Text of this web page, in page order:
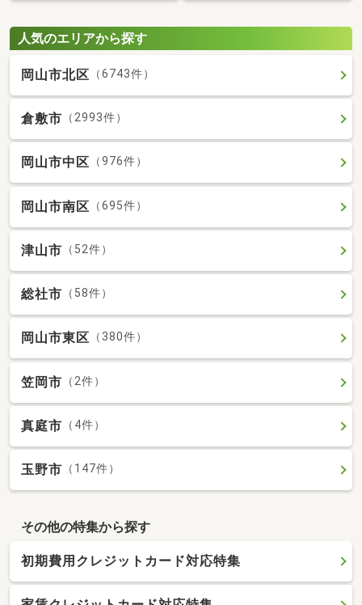
人気のエリアから探す
岡山市北区 （6743件）
倉敷市 （2993件）
岡山市中区 （976件）
岡山市南区 （695件）
津山市 （52件）
総社市 （58件）
岡山市東区 （380件）
笠岡市 （2件）
真庭市 （4件）
玉野市 （147件）
その他の特集から探す
初期費用クレジットカード対応特集